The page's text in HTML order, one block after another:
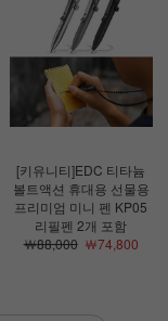
[키유니티]EDC 티타늄
볼트액션 휴대용 선물용
프리미엄 미니 펜 KP05
리필펜 2개 포함
￦88,000￦74,800